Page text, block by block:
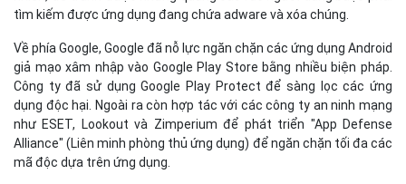
tìm kiếm được ứng dụng đang chứa adware và xóa chúng.
Về phía Google, Google đã nỗ lực ngăn chặn các ứng dụng Android
giả mạo xâm nhập vào Google Play Store bằng nhiều biện pháp.
Công ty đã sử dụng Google Play Protect để sàng lọc các ứng
dụng độc hại . Ngoài ra còn hợp tác với các công ty an ninh mạng
như ESET, Lookout và Zimperium để phát triển "App Defense
Alliance" (Liên minh phòng thủ ứng dụng) đểngăn chặn tối đa các
mã độc dựa trên ứng dụng.